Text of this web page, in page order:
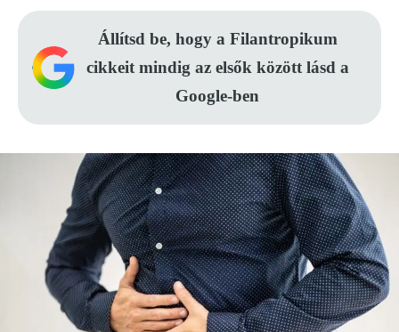
Állítsd be, hogy a Filantropikum
cikkeit mindig az elsők között lásd a
Google-ben